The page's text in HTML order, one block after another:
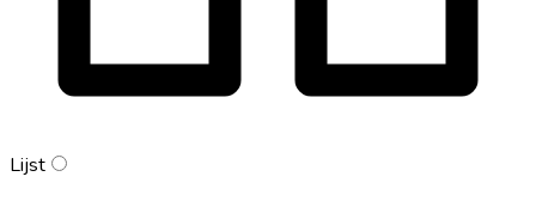
Lijst